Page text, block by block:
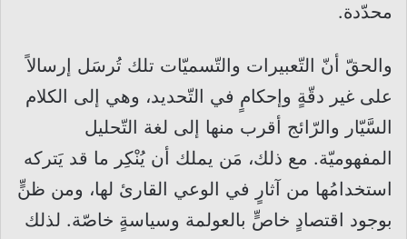
محدّدة.
والحقّ أنّ التّعبيرات والتّسميّات تلك تُرسَل إرسالاً
على غير دقّةٍ وإحكامٍ في التّحديد، وهي إلى الكلام
السَّيّار والرّائج أقرب منها إلى لغة التّحليل
المفهوميّة. مع ذلك، مَن يملك أن يُنْكِر ما قد يَتركه
استخدامُها من آثارٍ في الوعي القارئ لها، ومن ظنٍّ
بوجود اقتصادٍ خاصٍّ بالعولمة وسياسةٍ خاصّة. لذلك